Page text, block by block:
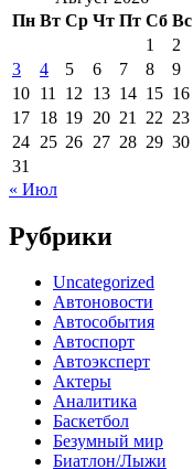
Пн Вт Ср Чт Пт Сб Вс
1
2
3
4 5 6 7 8
9
10 11 12 13 14 15 16
17 18 19 20 21 22 23
24 25 26 27 28 29 30
31
« Июл
Рубрики
Uncategorized
Автоновости
Автособытия
Автоспорт
Автоэксперт
Актеры
Аналитика
Баскетбол
Безумный мир
Биатлон/Лыжи